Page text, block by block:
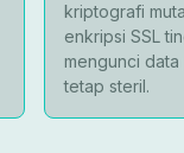
kriptografi
enkripsi SSL
mengunci
tetap steril.